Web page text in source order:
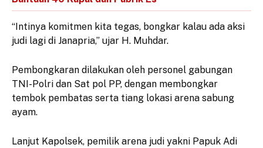
“Intinya komitmen kita tegas, bongkar kalau ada aksi
judi lagi di Janapria,” ujar H. Muhdar.
Pembongkaran dilakukan oleh personel gabungan
TNI-Polri dan Sat pol PP, dengan membongkar
tembok pembatas serta tiang lokasi arena sabung
ayam.
Lanjut Kapolsek, pemilik arena judi yakni Papuk Adi